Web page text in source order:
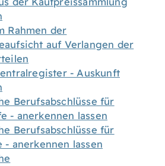
Rahmen der
auf Verlangen der
- Auskunft
Berufsabschlüsse für
- anerkennen lassen
Berufsabschlüsse für
- anerkennen lassen